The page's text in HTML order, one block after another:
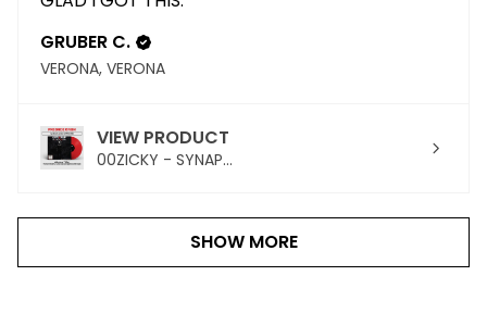
GRUBER C.
VERONA, VERONA
VIEW PRODUCT
00ZICKY - SYNAP...
SHOW MORE